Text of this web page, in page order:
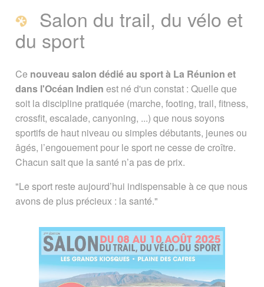
Vous êtes ici :Accueil/Evénements/
Salon du trail, du vélo et du Sport à La
Réunion
Signaler une erreur ou Proposer une
amélioration
Salon du trail, du vélo et
du sport
Ce nouveau salon dédié au sport à La Réunion et
dans l'Océan Indien est né d'un constat : Quelle que
soit la discipline pratiquée (marche, footing, trail, fitness,
crossfit, escalade, canyoning, ...) que nous soyons
sportifs de haut niveau ou simples débutants, jeunes ou
âgés, l’engouement pour le sport ne cesse de croître.
Chacun sait que la santé n’a pas de prix.
"Le sport reste aujourd’hui indispensable à ce que nous
avons de plus précieux : la santé."